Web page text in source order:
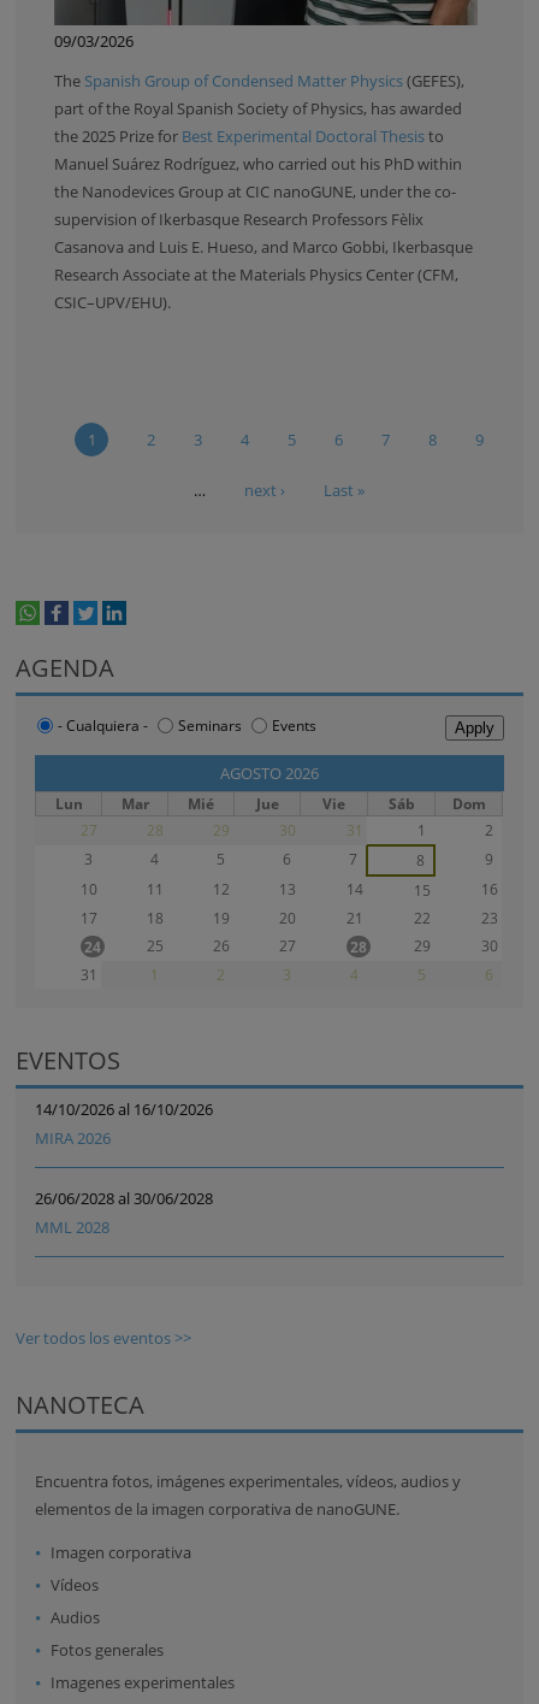
09/03/2026
The Spanish Group of Condensed Matter Physics(GEFES),
part of the Royal Spanish Society of Physics, has awarded
the 2025 Prize for Best Experimental Doctoral Thesisto
Manuel Suárez Rodríguez, who carried out his PhD within
the Nanodevices Group at CIC nanoGUNE, under the co-
supervision of Ikerbasque Research Professors Fèlix
Casanova and Luis E. Hueso, and Marco Gobbi, Ikerbasque
Research Associate at the Materials Physics Center (CFM,
CSIC–UPV/EHU).
1 2 3 4 5 6 7 8 9
… next › Last »
AGENDA
AGOSTO 2026
- Cualquiera - Seminars Events
Lun Mar Mié Jue Vie Sáb
Dom
27
28 29 30 31 1
2
3
4 5 6 7 8
9
10
11 12 13 14 15
16
17
18 19 20 21 22
23
24
25 26 27 28 29
30
31
1 2 3 4 5 6
EVENTOS
14/10/2026 al 16/10/2026
MIRA 2026
26/06/2028 al 30/06/2028
MML 2028
Ver todos los eventos >>
NANOTECA
Encuentra fotos, imágenes experimentales, vídeos, audios y
elementos de la imagen corporativa de nanoGUNE.
Imagen corporativa
Vídeos
Audios
Fotos generales
Imagenes experimentales